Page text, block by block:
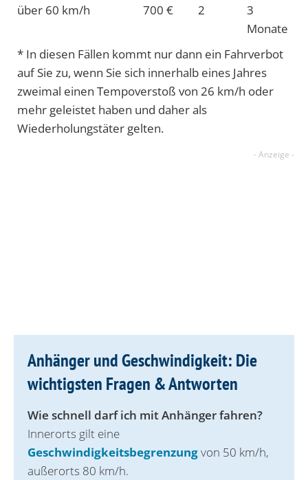
über 60 km/h 700 € 2
3
Monate
* In diesen Fällen kommt nur dann ein Fahrverbot
auf Sie zu, wenn Sie sich innerhalb eines Jahres
zweimal einen Tempoverstoß von 26 km/h oder
mehr geleistet haben und daher als
Wiederholungstäter gelten.
Anhänger und Geschwindigkeit: Die
wichtigsten Fragen & Antworten
Wie schnell darf ich mit Anhänger fahren?
Innerorts gilt eine
Geschwindigkeitsbegrenzungvon 50 km/h,
außerorts 80 km/h.